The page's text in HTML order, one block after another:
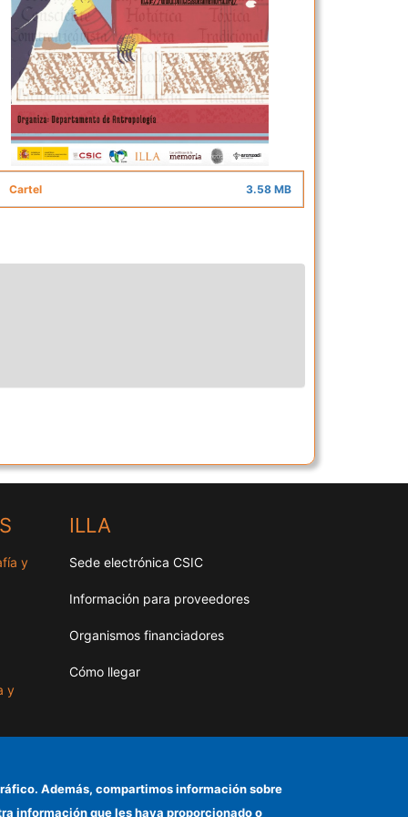
Cartel 3.58 MB
y
y
ILLA
Sede electrónica CSIC
Información para proveedores
Organismos financiadores
Cómo llegar
Además, compartimos información sobre
información que les haya proporcionado o